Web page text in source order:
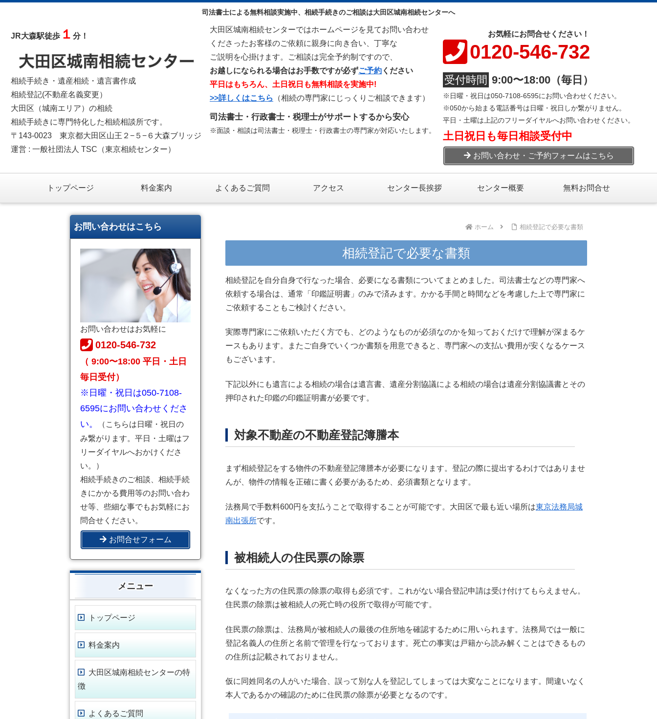
司法書士による無料相談実施中、相続手続きのご相談は大田区城南相続センターへ
JR大森駅徒歩 １ 分！
相続手続き・遺産相続・遺言書作成
相続登記(不動産名義変更）
大田区（城南エリア）の相続
相続手続きに専門特化した相続相談所です。
〒143-0023 東京都大田区山王２−５−６大森ブリッジ
運営 : 一般社団法人 TSC（東京相続センター）
大田区城南相続センターではホームページを見てお問い合わせ
くださったお客様のご依頼に親身に向き合い、丁寧な
ご説明を心掛けます。ご相談は完全予約制ですので、
お越しになられる場合はお手数ですが必ずご予約 ください
平日はもちろん、土日祝日も無料相談を実施中!
>>詳しくはこちら
（相続の専門家にじっくりご相談できます）
司法書士・行政書士・税理士がサポートするから安心
※面談・相談は司法書士・税理士・行政書士の専門家が対応いたします。
お気軽にお問合せください！
0120-546-732
受付時間 9:00〜18:00（毎日）
※日曜・祝日は050-7108-6595にお問い合わせください。
※050から始まる電話番号は日曜・祝日しか繋がりません。
平日・土曜は上記のフリーダイヤルへお問い合わせください。
土日祝日も毎日相談受付中
お問い合わせ・ご予約フォームはこちら
トップページ 料金案内 よくあるご質問 アクセス センター長挨拶 センター概要 無料お問合せ
ホーム 相続登記で必要な書類
相続登記で必要な書類
相続登記を自分自身で行なった場合、必要になる書類についてまとめました。司法書士などの専門家へ
依頼する場合は、通常「印鑑証明書」のみで済みます。かかる手間と時間などを考慮した上で専門家に
ご依頼することもご検討ください。
実際専門家にご依頼いただく方でも、どのようなものが必須なのかを知っておくだけで理解が深まるケ
ースもあります。またご自身でいくつか書類を用意できると、専門家への支払い費用が安くなるケース
もございます。
下記以外にも遺言による相続の場合は遺言書、遺産分割協議による相続の場合は遺産分割協議書とその
押印された印鑑の印鑑証明書が必要です。
対象不動産の不動産登記簿謄本
まず相続登記をする物件の不動産登記簿謄本が必要になります。登記の際に提出するわけではありませ
んが、物件の情報を正確に書く必要があるため、必須書類となります。
法務局で手数料600円を支払うことで取得することが可能です。大田区で最も近い場所は東京法務局城
南出張所です。
被相続人の住民票の除票
なくなった方の住民票の除票の取得も必須です。これがない場合登記申請は受け付けてもらえません。
住民票の除票は被相続人の死亡時の役所で取得が可能です。
住民票の除票は、法務局が被相続人の最後の住所地を確認するために用いられます。法務局では一般に
登記名義人の住所と名前で管理を行なっております。死亡の事実は戸籍から読み解くことはできるもの
の住所は記載されておりません。
仮に同姓同名の人がいた場合、誤って別な人を登記してしまっては大変なことになります。間違いなく
本人であるかの確認のために住民票の除票が必要となるのです。
お問い合わせはこちら
お問い合わせはお気軽に
0120-546-732
（ 9:00〜18:00 平日・土日
毎日受付）
※日曜・祝日は050-7108-
6595にお問い合わせくださ
い。
（こちらは日曜・祝日の
み繋がります。平日・土曜はフ
リーダイヤルへおかけくださ
い。）
相続手続きのご相談、相続手続
きにかかる費用等のお問い合わ
せ等、些細な事でもお気軽にお
問合せください。
お問合せフォーム
メニュー
トップページ
料金案内
大田区城南相続センターの特
徴
よくあるご質問